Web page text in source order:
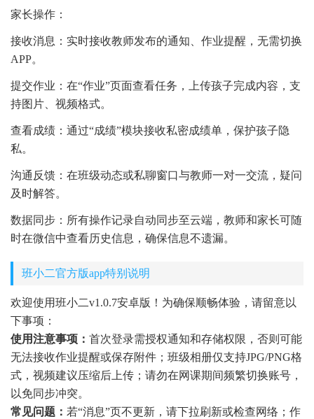
家长操作：
接收消息：实时接收教师发布的通知、作业提醒，无需切换
APP。
提交作业：在“作业”页面查看任务，上传孩子完成内容，支
持图片、视频格式。
查看成绩：通过“成绩”模块接收私密成绩单，保护孩子隐
私。
沟通反馈：在班级动态或私聊窗口与教师一对一交流，疑问
及时解答。
数据同步：所有操作记录自动同步至云端，教师和家长可随
时在微信中查看历史信息，确保信息不遗漏。
班小二官方版app特别说明
欢迎使用班小二v1.0.7安卓版！为确保顺畅体验，请留意以
下事项：
使用注意事项： 首次登录需授权通知和存储权限，否则可能
无法接收作业提醒或保存附件；班级相册仅支持JPG/PNG格
式，视频建议压缩后上传；请勿在网课期间频繁切换账号，
以免同步冲突。
常见问题： 若“消息”页不更新，请下拉刷新或检查网络；作